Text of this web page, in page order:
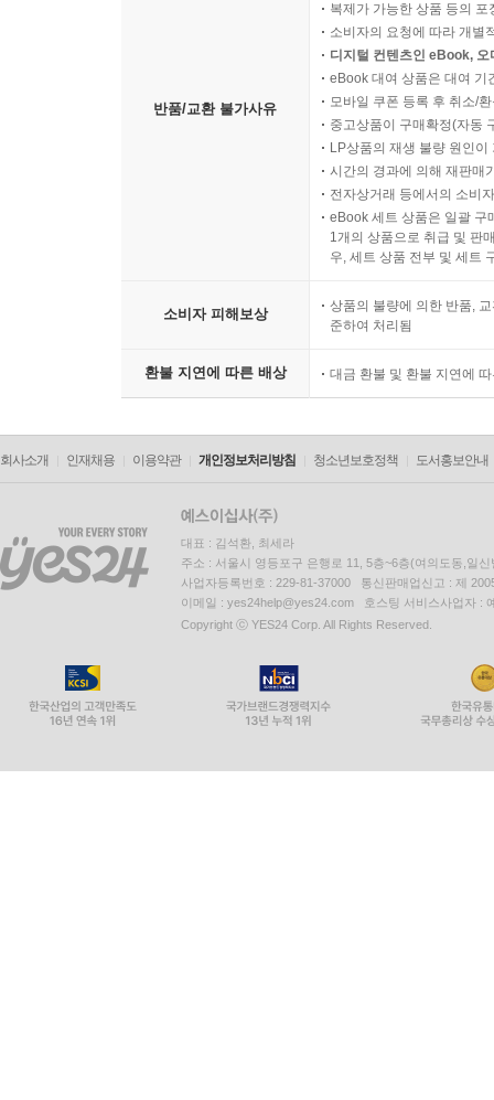
반품/교환 불가사유
복제가 가능한 상품 등의
소비자의 요청에 따라 개별
디지털 컨텐츠인 eBook,
eBook 대여 상품은 대여 기
모바일 쿠폰 등록 후 취소/
중고상품이 구매확정(자동
LP상품의 재생 불량 원인
시간의 경과에 의해 재판매
전자상거래 등에서의 소비
eBook 세트 상품은 일괄 구
1개의 상품으로 취급 및 판
우, 세트 상품 전부 및 세트
소비자 피해보상
상품의 불량에 의한 반품,
준하여 처리됨
환불 지연에 따른 배상 대금 환불 및 환불 지연에
회사소개 인재채용 이용약관 개인정보처리방침 청소년보호정책 도서홍보안내
대표 : 김석환, 최세라
주소 : 서울시 영등포구 은행로 11, 5층~6층(여의도동,일신
사업자등록번호 : 229-81-37000 통신판매업신고 : 제
이메일 : yes24help@yes24.com 호스팅 서비스사업자 :
Copyright ⓒ YES24 Corp. All Rights Reserved.